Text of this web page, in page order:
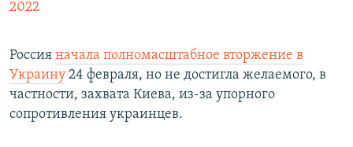
2022
Россия начала полномасштабное вторжение в
Украину 24 февраля, но не достигла желаемого, в
частности, захвата Киева, из-за упорного
сопротивления украинцев.